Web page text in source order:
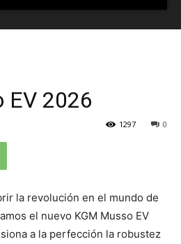
EV 2026
0
1297
la revolución en el mundo de
el nuevo KGM Musso EV
a la perfección la robustez